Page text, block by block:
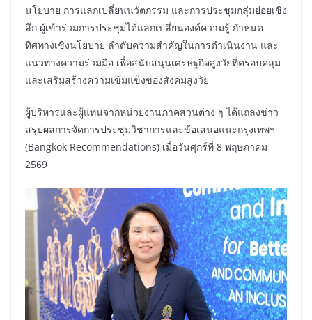
นโยบาย การแลกเปลี่ยนนวัตกรรม และการประชุมกลุ่มย่อยเชิง
ลึก ผู้เข้าร่วมการประชุมได้แลกเปลี่ยนองค์ความรู้ กำหนด
ทิศทางเชิงนโยบาย ลำดับความสำคัญในการดำเนินงาน และ
แนวทางความร่วมมือ เพื่อสนับสนุนเศรษฐกิจสูงวัยที่ครอบคลุม
และเสริมสร้างความเข้มแข็งของสังคมสูงวัย
ผู้บริหารและผู้แทนจากหน่วยงานภาคส่วนต่าง ๆ ได้แถลงข่าว
สรุปผลการจัดการประชุมวิชาการและข้อเสนอแนะกรุงเทพฯ
(Bangkok Recommendations) เมื่อวันศุกร์ที่ 8 พฤษภาคม
2569